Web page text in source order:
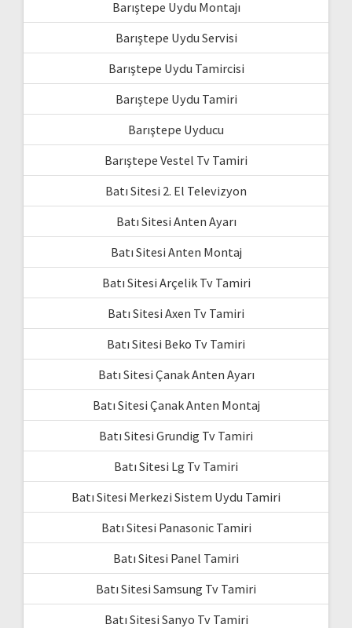
Barıştepe Uydu Montajı
Barıştepe Uydu Servisi
Barıştepe Uydu Tamircisi
Barıştepe Uydu Tamiri
Barıştepe Uyducu
Barıştepe Vestel Tv Tamiri
Batı Sitesi 2. El Televizyon
Batı Sitesi Anten Ayarı
Batı Sitesi Anten Montaj
Batı Sitesi Arçelik Tv Tamiri
Batı Sitesi Axen Tv Tamiri
Batı Sitesi Beko Tv Tamiri
Batı Sitesi Çanak Anten Ayarı
Batı Sitesi Çanak Anten Montaj
Batı Sitesi Grundig Tv Tamiri
Batı Sitesi Lg Tv Tamiri
Batı Sitesi Merkezi Sistem Uydu Tamiri
Batı Sitesi Panasonic Tamiri
Batı Sitesi Panel Tamiri
Batı Sitesi Samsung Tv Tamiri
Batı Sitesi Sanyo Tv Tamiri